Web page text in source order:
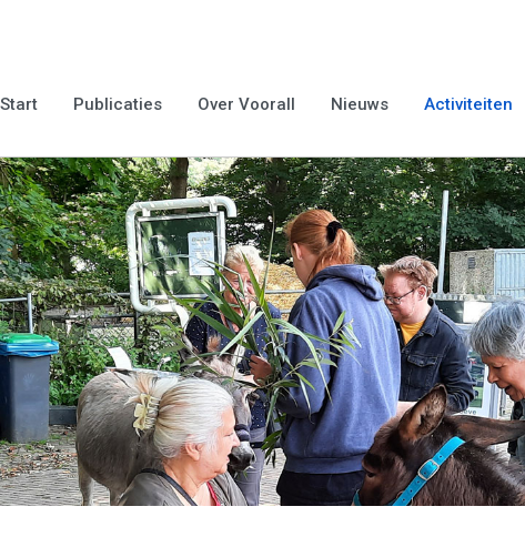
Start Publicaties Over Voorall Nieuws Activiteiten